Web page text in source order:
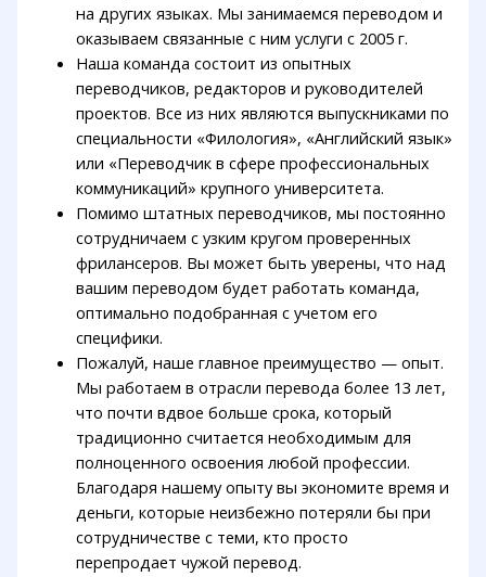
на других языках. Мы занимаемся переводом и
оказываем связанные с ним услуги с 2005 г.
Наша команда состоит из опытных
переводчиков, редакторов и руководителей
проектов. Все из них являются выпускниками по
специальности «Филология», «Английский язык»
или «Переводчик в сфере профессиональных
коммуникаций» крупного университета.
Помимо штатных переводчиков, мы постоянно
сотрудничаем с узким кругом проверенных
фрилансеров. Вы может быть уверены, что над
вашим переводом будет работать команда,
оптимально подобранная с учетом его
специфики.
Пожалуй, наше главное преимущество — опыт.
Мы работаем в отрасли перевода более 13 лет,
что почти вдвое больше срока, который
традиционно считается необходимым для
полноценного освоения любой профессии.
Благодаря нашему опыту вы экономите время и
деньги, которые неизбежно потеряли бы при
сотрудничестве с теми, кто просто
перепродает чужой перевод.